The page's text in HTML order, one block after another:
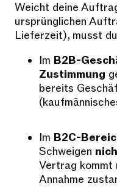
Weicht deine
ursprünglichen
Lieferzeit), musst
Im B2B-
Zustimmung
bereits
Im B2C-
Schweigen
Vertrag kommt
Annahme